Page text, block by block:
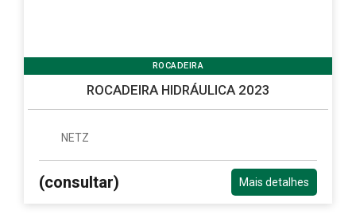
ROCADEIRA
ROCADEIRA HIDRÁULICA 2023
NETZ
(consultar) Mais detalhes